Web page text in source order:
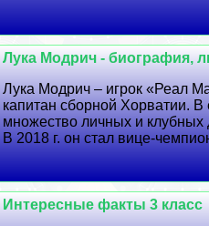
Лука Модрич - биография,
Лука Модрич – игрок «Реал
капитан сборной Хорватии. В
множество личных и клубных
В 2018 г. он стал вице-
Интересные факты 3 класс